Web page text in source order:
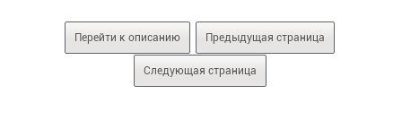
Перейти к описанию Предыдущая страница
Следующая страница